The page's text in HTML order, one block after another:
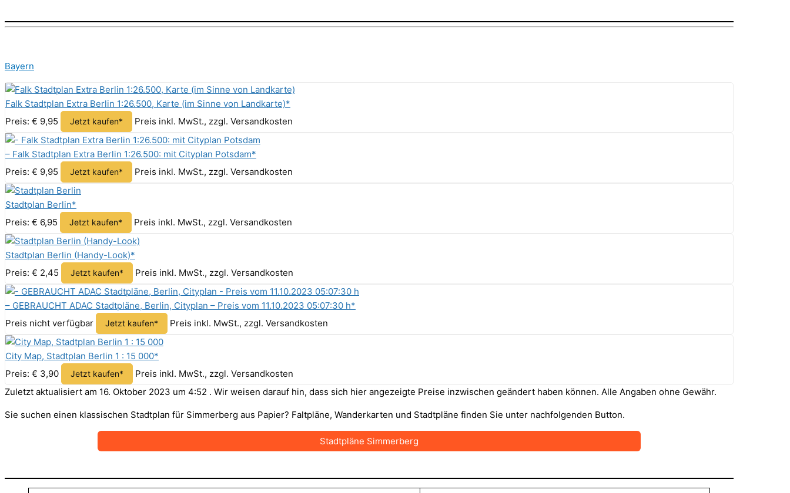
Bayern
Falk Stadtplan Extra Berlin 1:26.500, Karte (im Sinne von Landkarte)*
Preis: € 9,95
Jetzt kaufen* Preis inkl. MwSt., zzgl. Versandkosten
– Falk Stadtplan Extra Berlin 1:26.500: mit Cityplan Potsdam*
Preis: € 9,95
Jetzt kaufen* Preis inkl. MwSt., zzgl. Versandkosten
Stadtplan Berlin*
Preis: € 6,95
Jetzt kaufen* Preis inkl. MwSt., zzgl. Versandkosten
Stadtplan Berlin (Handy-Look)*
Preis: € 2,45
Jetzt kaufen* Preis inkl. MwSt., zzgl. Versandkosten
– GEBRAUCHT ADAC Stadtpläne, Berlin, Cityplan – Preis vom 11.10.2023 05:07:30 h*
Preis nicht verfügbar
Jetzt kaufen* Preis inkl. MwSt., zzgl. Versandkosten
City Map, Stadtplan Berlin 1 : 15 000*
Preis: € 3,90
Jetzt kaufen*
Preis inkl. MwSt., zzgl. Versandkosten
Zuletzt aktualisiert am 16. Oktober 2023 um 4:52 . Wir weisen darauf hin, dass sich hier angezeigte Preise inzwischen geändert haben können. Alle Angaben ohne Gewähr.
Sie suchen einen klassischen Stadtplan für Simmerberg aus Papier? Faltpläne, Wanderkarten und Stadtpläne finden Sie unter nachfolgenden Button.
Stadtpläne Simmerberg